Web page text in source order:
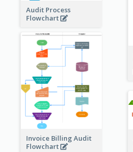
Audit Process
Flowchart
Invoice Billing Audit
Flowchart